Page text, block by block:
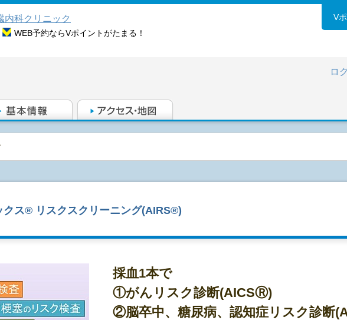
内科クリニック
WEB予約ならVポイントがたまる！
V
ロ
クス® リスクスクリーニング(AIRS®)
採血1本で
①がんリスク診断(AICSⓇ)
②脳卒中、糖尿病、認知症リスク診断